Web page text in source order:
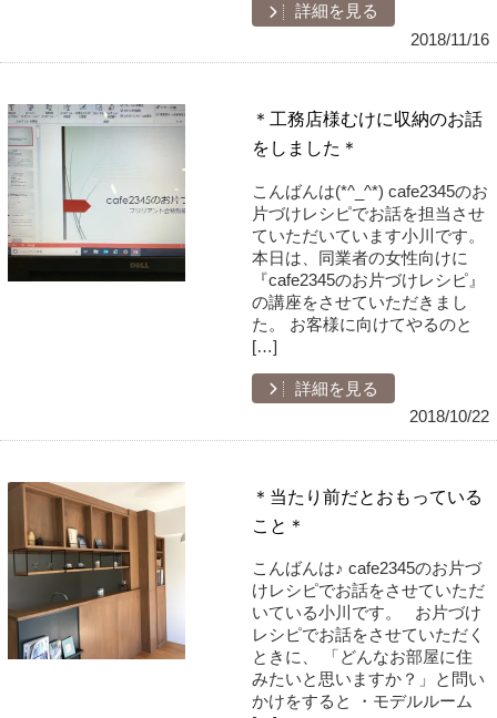
詳細を見る
2018/11/16
＊工務店様むけに収納のお話
をしました＊
こんばんは(*^_^*) cafe2345のお
片づけレシピでお話を担当させ
ていただいています小川です。
本日は、同業者の女性向けに
『cafe2345のお片づけレシピ』
の講座をさせていただきまし
た。 お客様に向けてやるのと
[…]
詳細を見る
2018/10/22
＊当たり前だとおもっている
こと＊
こんばんは♪ cafe2345のお片づ
けレシピでお話をさせていただ
いている小川です。 お片づけ
レシピでお話をさせていただく
ときに、 「どんなお部屋に住
みたいと思いますか？」と問い
かけをすると ・モデルルーム